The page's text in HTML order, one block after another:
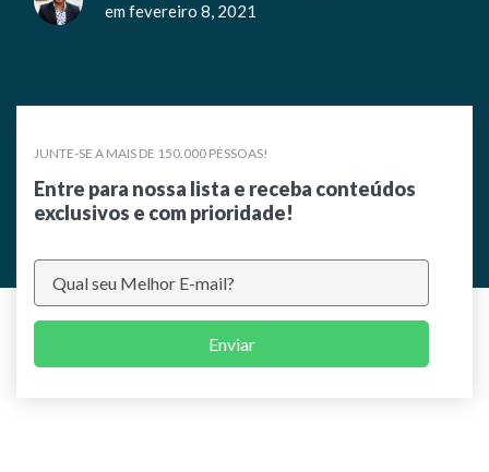
em fevereiro 8, 2021
JUNTE-SE A MAIS DE 150.000 PESSOAS!
Entre para nossa lista e receba conteúdos
exclusivos e com prioridade!
Enviar